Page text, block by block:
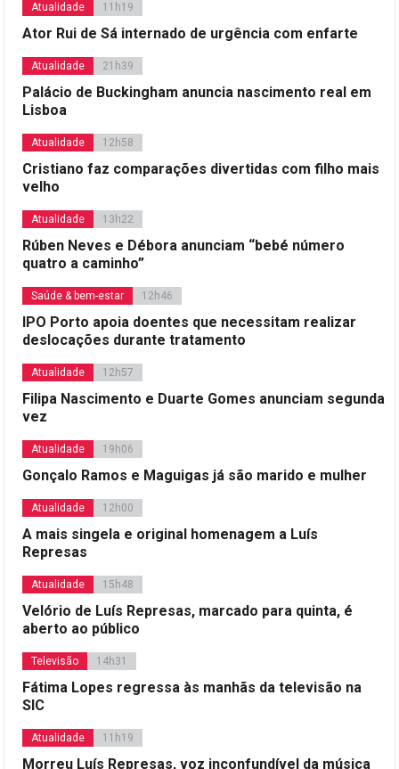
Atualidade 11h19
Ator Rui de Sá internado de urgência com enfarte
Atualidade 21h39
Palácio de Buckingham anuncia nascimento real em
Lisboa
Atualidade 12h58
Cristiano faz comparações divertidas com filho mais
velho
Atualidade 13h22
Rúben Neves e Débora anunciam “bebé número
quatro a caminho”
Saúde & bem-estar 12h46
IPO Porto apoia doentes que necessitam realizar
deslocações durante tratamento
Atualidade 12h57
Filipa Nascimento e Duarte Gomes anunciam segunda
vez
Atualidade 19h06
Gonçalo Ramos e Maguigas já são marido e mulher
Atualidade 12h00
A mais singela e original homenagem a Luís
Represas
Atualidade 15h48
Velório de Luís Represas, marcado para quinta, é
aberto ao público
Televisão 14h31
Fátima Lopes regressa às manhãs da televisão na
SIC
Atualidade 11h19
Morreu Luís Represas, voz inconfundível da música